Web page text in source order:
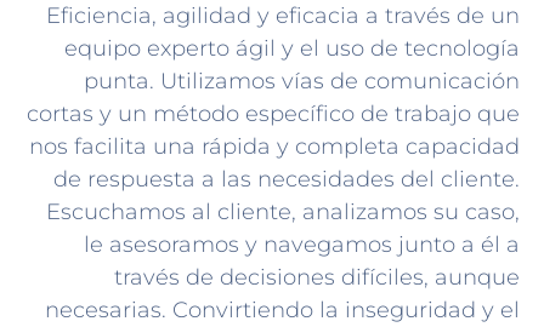
Eficiencia, agilidad y eficacia a través de un
equipo experto ágil y el uso de tecnología
punta. Utilizamos vías de comunicación
cortas y un método específico de trabajo que
nos facilita una rápida y completa capacidad
de respuesta a las necesidades del cliente.
Escuchamos al cliente, analizamos su caso,
le asesoramos y navegamos junto a él a
través de decisiones difíciles, aunque
necesarias. Convirtiendo la inseguridad y el